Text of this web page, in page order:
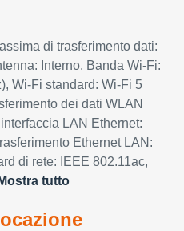
di trasferimento dati:
Interno. Banda Wi-Fi:
Wi-Fi standard: Wi-Fi 5
dei dati WLAN
LAN Ethernet:
Ethernet LAN:
di rete: IEEE 802.11ac,
Mostra tutto